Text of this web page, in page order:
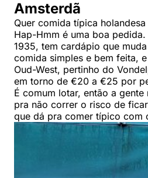
Amsterdã
Quer comida típica
Hap-Hmm é uma boa
1935, tem cardápio que
comida simples e bem feita,
Oud-West, pertinho do
em torno de €20 a €25 por
É comum lotar, então a
pra não correr o risco de
que dá pra comer típico com